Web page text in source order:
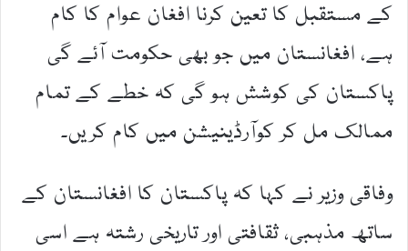
کے مستقبل کا تعین کرنا افغان عوام کا کام
ہے، افغانستان میں جو بھی حکومت آئے گی
پاکستان کی کوشش ہو گی کہ خطے کے تمام
ممالک مل کر کوآرڈینیشن میں کام کریں۔
وفاقی وزیر نے کہا کہ پاکستان کا افغانستان کے
ساتھ مذہبی، ثقافتی اور تاریخی رشتہ ہے اسی